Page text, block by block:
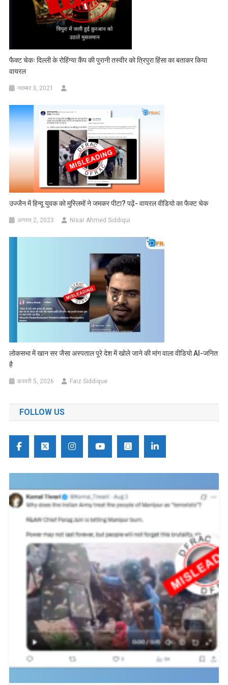
फैक्ट चेकः दिल्‍ली के रोहिंग्या कैंप की पुरानी तस्‍वीर को त्रिपुरा हिंसा का बताकर किया
वायरल
नवम्बर 3, 2021
उज्जैन में हिन्दू युवक को मुस्लिमों ने जमकर पीटा? पढ़ें- वायरल वीडियो का फैक्ट चेक
अगस्त 2, 2023 Nisar Ahmed Siddiqui
लोकसभा में खान सर जैसा अस्पताल पूरे देश में खोले जाने की मांग वाला वीडियो AI-जनित
है
फ़रवरी 5, 2026 Faiz Siddique
FOLLOW US